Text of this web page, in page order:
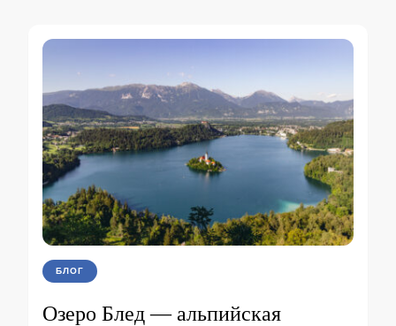
БЛОГ
Озеро Блед — альпийская